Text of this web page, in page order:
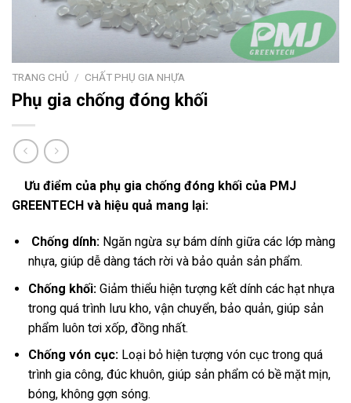
TRANG CHỦ / CHẤT PHỤ GIA NHỰA
Phụ gia chống đóng khối
Ưu điểm của phụ gia chống đóng khối của PMJ
GREENTECH và hiệu quả mang lại:
Chống dính:Ngăn ngừa sự bám dính giữa các lớp màng
nhựa, giúp dễ dàng tách rời và bảo quản sản phẩm.
Chống khối:Giảm thiểu hiện tượng kết dính các hạt nhựa
trong quá trình lưu kho, vận chuyển, bảo quản, giúp sản
phẩm luôn tơi xốp, đồng nhất.
Chống vón cục:Loại bỏ hiện tượng vón cục trong quá
trình gia công, đúc khuôn, giúp sản phẩm có bề mặt mịn,
bóng, không gợn sóng.